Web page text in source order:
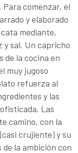
comenzar, el
y elaborado
mediante,
y sal. Un capricho
de la cocina en
muy jugoso
refuerza al
y las
Las
camino, con la
crujiente) y su
la ambición con